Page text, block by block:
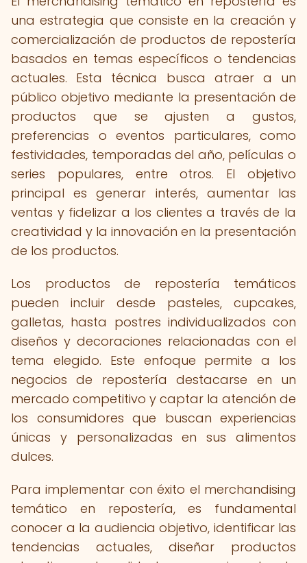
una estrategia que consiste en la creación y
comercialización de productos de repostería
basados en temas específicos o tendencias
actuales. Esta técnica busca atraer a un
público objetivo mediante la presentación de
productos que se ajusten a gustos,
preferencias o eventos particulares, como
festividades, temporadas del año, películas o
series populares, entre otros. El objetivo
principal es generar interés, aumentar las
ventas y fidelizar a los clientes a través de la
creatividad y la innovación en la presentación
de los productos.
Los productos de repostería temáticos
pueden incluir desde pasteles, cupcakes,
galletas, hasta postres individualizados con
diseños y decoraciones relacionadas con el
tema elegido. Este enfoque permite a los
negocios de repostería destacarse en un
mercado competitivo y captar la atención de
los consumidores que buscan experiencias
únicas y personalizadas en sus alimentos
dulces.
Para implementar con éxito el merchandising
temático en repostería, es fundamental
conocer a la audiencia objetivo, identificar las
tendencias actuales, diseñar productos